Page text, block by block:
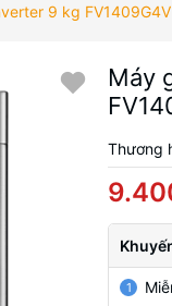
9 kg FV1409G4V
Máy
Thương
1